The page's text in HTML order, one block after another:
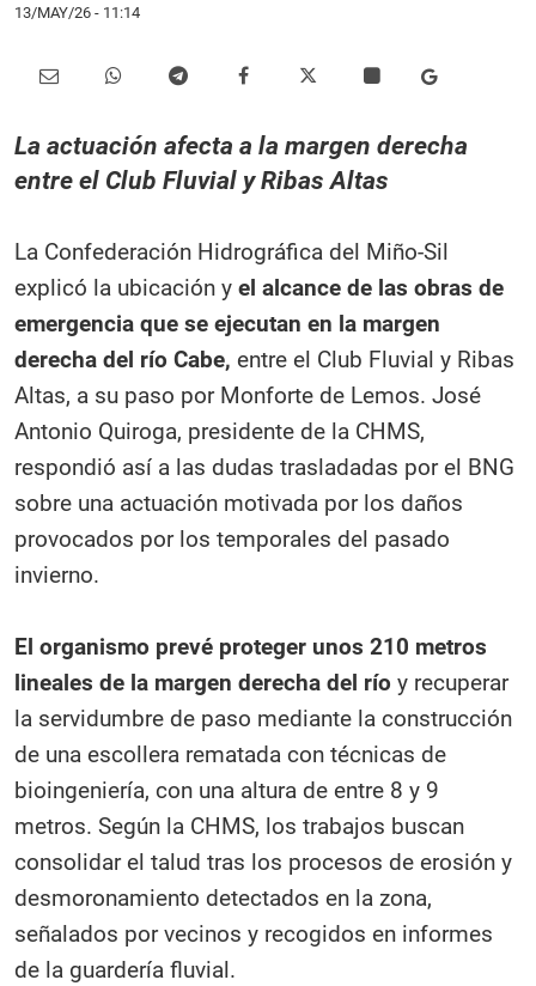
13/MAY/26 - 11:14
La actuación afecta a la margen derecha
entre el Club Fluvial y Ribas Altas
La Confederación Hidrográfica del Miño-Sil
explicó la ubicación y el alcance de las obras de
emergencia que se ejecutan en la margen
derecha del río Cabe, entre el Club Fluvial y Ribas
Altas, a su paso por Monforte de Lemos. José
Antonio Quiroga, presidente de la CHMS,
respondió así a las dudas trasladadas por el BNG
sobre una actuación motivada por los daños
provocados por los temporales del pasado
invierno.
El organismo prevé proteger unos 210 metros
lineales de la margen derecha del río y recuperar
la servidumbre de paso mediante la construcción
de una escollera rematada con técnicas de
bioingeniería, con una altura de entre 8 y 9
metros. Según la CHMS, los trabajos buscan
consolidar el talud tras los procesos de erosión y
desmoronamiento detectados en la zona,
señalados por vecinos y recogidos en informes
de la guardería fluvial.